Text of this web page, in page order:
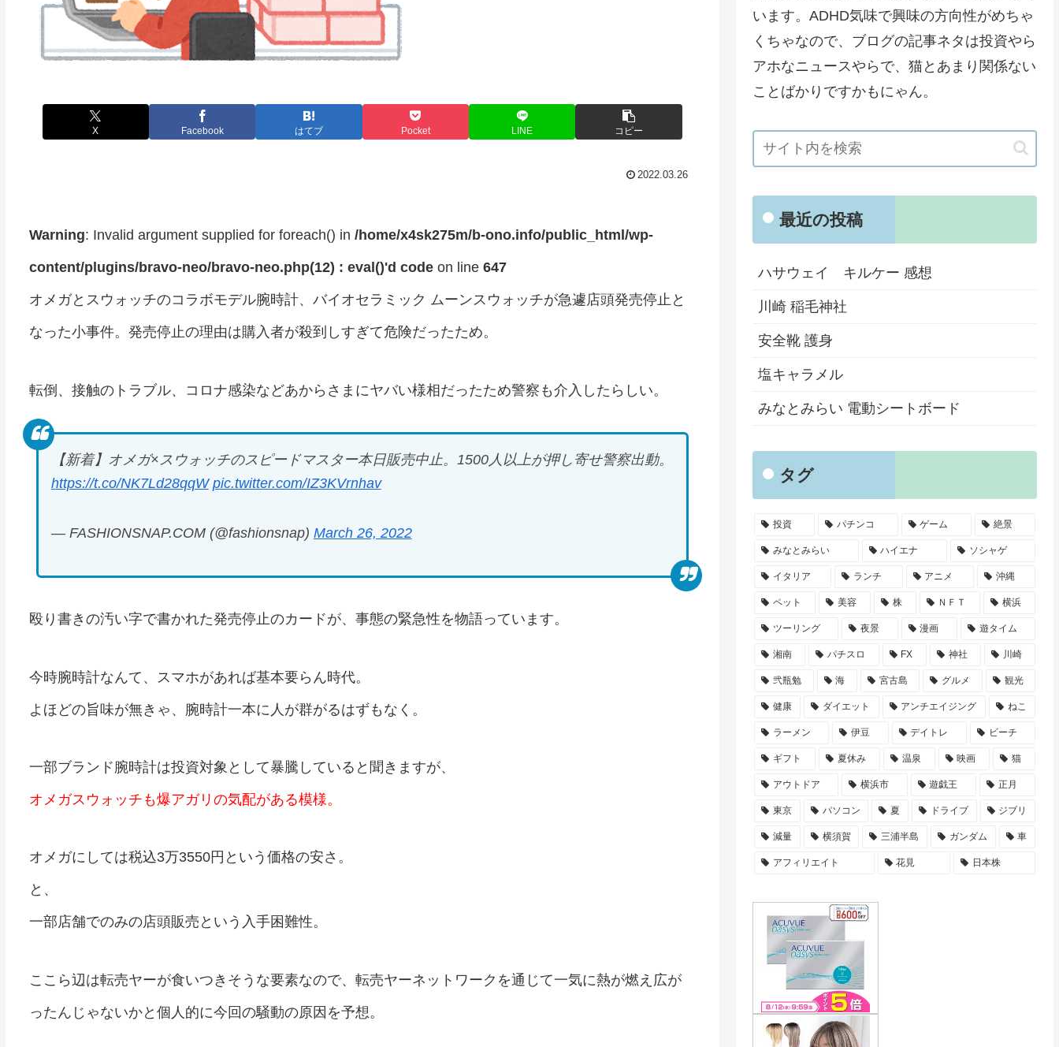
X Facebook はてブ Pocket LINE コピー
2022.03.26
Warning: Invalid argument supplied for foreach() in /home/x4sk275m/b-ono.info/public_html/wp-
content/plugins/bravo-neo/bravo-neo.php(12) : eval()'d codeon line 647
オメガとスウォッチのコラボモデル腕時計、バイオセラミック ムーンスウォッチが急遽店頭発売停止と
なった小事件。発売停止の理由は購入者が殺到しすぎて危険だったため。
転倒、接触のトラブル、コロナ感染などあからさまにヤバい様相だったため警察も介入したらしい。
【新着】オメガ×スウォッチのスピードマスター本日販売中止。1500人以上が押し寄せ警察出動。
https://t.co/NK7Ld28qqW pic.twitter.com/IZ3KVrnhav
— FASHIONSNAP.COM (@fashionsnap) March 26, 2022
殴り書きの汚い字で書かれた発売停止のカードが、事態の緊急性を物語っています。
今時腕時計なんて、スマホがあれば基本要らん時代。
よほどの旨味が無きゃ、腕時計一本に人が群がるはずもなく。
一部ブランド腕時計は投資対象として暴騰していると聞きますが、
オメガスウォッチも爆アガリの気配がある模様。
オメガにしては税込3万3550円という価格の安さ。
と、
一部店舗でのみの店頭販売という入手困難性。
ここら辺は転売ヤーが食いつきそうな要素なので、転売ヤーネットワークを通じて一気に熱が燃え広が
ったんじゃないかと個人的に今回の騒動の原因を予想。
います。ADHD気味で興味の方向性がめちゃ
くちゃなので、ブログの記事ネタは投資やら
アホなニュースやらで、猫とあまり関係ない
ことばかりですかもにゃん。
最近の投稿
ハサウェイ キルケー 感想
川崎 稲毛神社
安全靴 護身
塩キャラメル
みなとみらい 電動シートボード
タグ
投資 パチンコ ゲーム 絶景
みなとみらい ハイエナ ソシャゲ
イタリア ランチ アニメ 沖縄
ペット 美容 株 ＮＦＴ 横浜
ツーリング 夜景 漫画 遊タイム
湘南 パチスロ FX 神社 川崎
弐瓶勉 海 宮古島 グルメ 観光
健康 ダイエット アンチエイジング ねこ
ラーメン 伊豆 デイトレ ビーチ
ギフト 夏休み 温泉 映画 猫
アウトドア 横浜市 遊戯王 正月
東京 パソコン 夏 ドライブ ジブリ
減量 横須賀 三浦半島 ガンダム 車
アフィリエイト 花見 日本株